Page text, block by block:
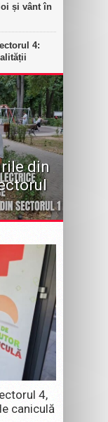
și vânt în
4:
din
4,
caniculă